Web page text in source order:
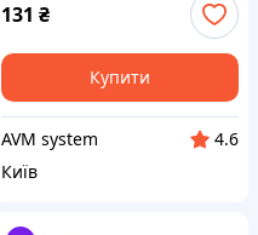
131 ₴
Купити
AVM system
4.6
Київ